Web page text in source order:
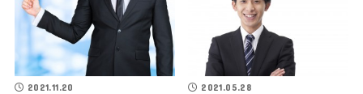
2021.11.20 2021.05.28